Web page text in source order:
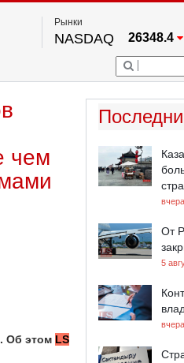
Рынки
NASDAQ 26348.4
FTSE 100 67.17
53885.1
S&P 500
24484.1
чем
Об этом LS
вчера
От
5
вчера